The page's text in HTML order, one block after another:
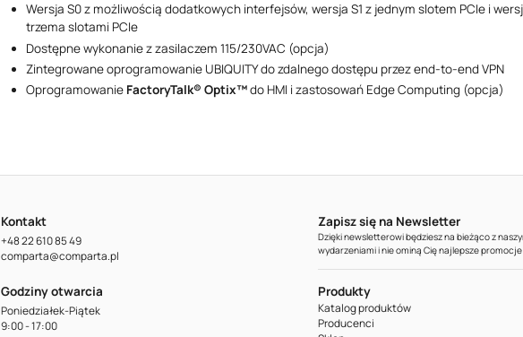
Wersja S0 z możliwością dodatkowych interfejsów, wersja S1 z jednym slotem PCIe i
trzema slotami PCIe
Dostępne wykonanie z zasilaczem 115/230VAC (opcja)
Zintegrowane oprogramowanie UBIQUITY do zdalnego dostępu przez end-to-end VPN
Oprogramowanie FactoryTalk® Optix™do HMI i zastosowań Edge Computing (opcja)
Kontakt
+48 22 610 85 49
comparta@comparta.pl
Godziny otwarcia
Poniedziałek-Piątek
9:00 - 17:00
Zapisz się na Newsletter
Dzięki newsletterowi będziesz na bieżąco z
wydarzeniami i nie ominą Cię najlepsze
Produkty
Katalog produktów
Producenci